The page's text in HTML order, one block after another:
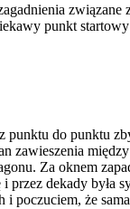
związane
punkt
do punktu
zawieszenia
Za oknem
przez dekady była
poczuciem, że